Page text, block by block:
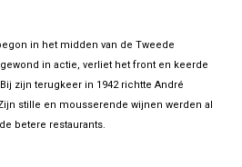
in het midden van de Tweede
in actie, verliet het front en keerde
zijn terugkeer in 1942 richtte André
stille en mousserende wijnen werden al
betere restaurants.